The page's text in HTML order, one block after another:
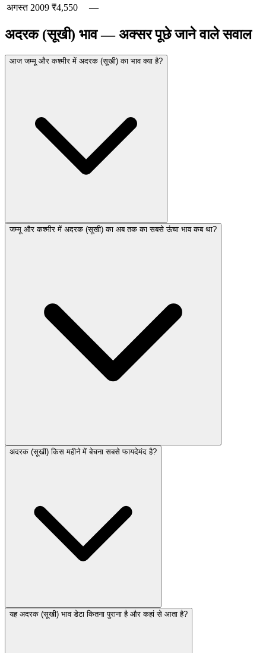
अगस्त 2009 ₹4,550 —
अदरक (सूखी) भाव — अक्सर पूछे जाने वाले सवाल
आज जम्मू और कश्मीर में अदरक (सूखी) का भाव क्या है?
जम्मू और कश्मीर में अदरक (सूखी) का अब तक का सबसे ऊंचा भाव कब था?
अदरक (सूखी) किस महीने में बेचना सबसे फायदेमंद है?
यह अदरक (सूखी) भाव डेटा कितना पुराना है और कहां से आता है?